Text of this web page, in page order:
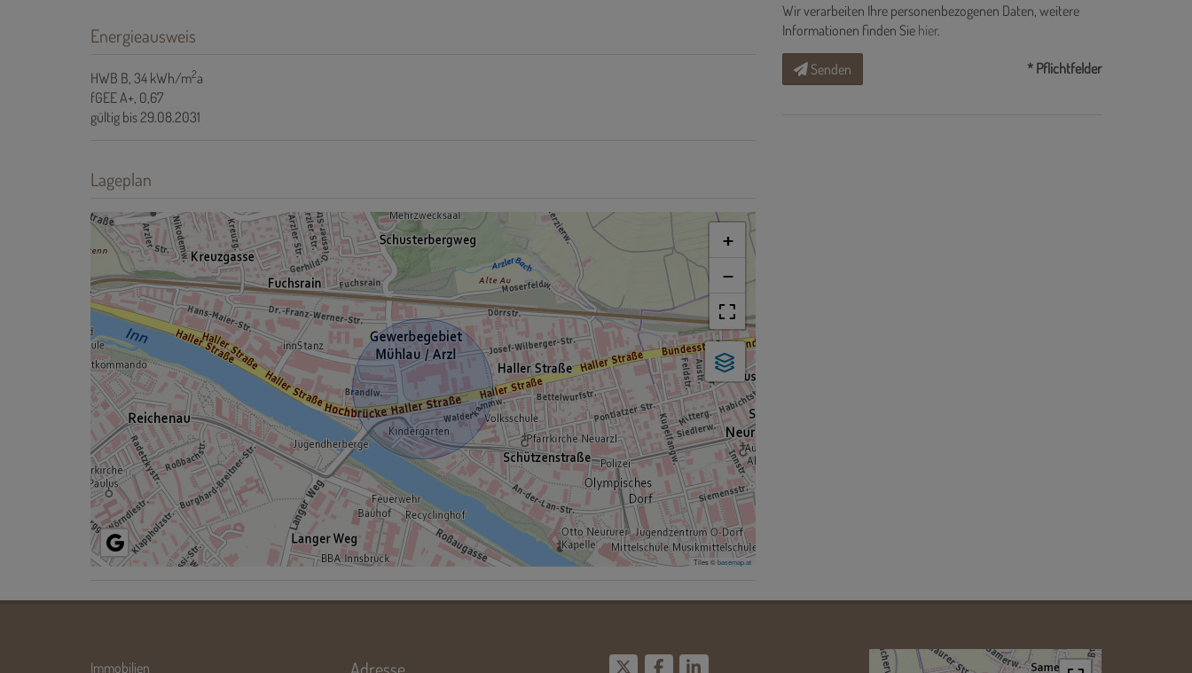
Energieausweis
HWB B, 34 kWh/m2a
fGEEA+, 0,67
gültig bis29.08.2031
Lageplan
+
−
Tiles ©basemap.at
Wir verarbeiten Ihre personenbezogenen Daten, weitere
Informationen finden Sie hier.
Senden * Pflichtfelder
Immobilien